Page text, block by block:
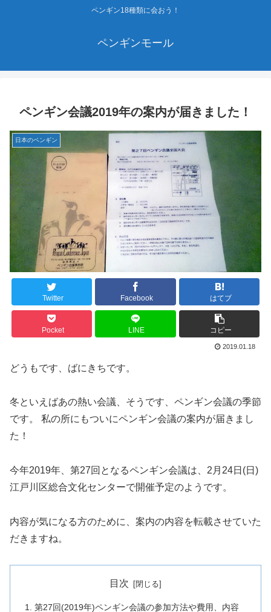
ペンギン18種類に会おう！
ペンギンモール
ペンギン会議2019年の案内が届きました！
日本のペンギン
Twitter Facebook はてブ
Pocket LINE コピー
2019.01.18
どうもです、ばにきちです。
冬といえばあの熱い会議、そうです、ペンギン会議の季節
です。 私の所にもついにペンギン会議の案内が届きまし
た！
今年2019年、第27回となるペンギン会議は、2月24日(日)
江戸川区総合文化センターで開催予定のようです。
内容が気になる方のために、案内の内容を転載させていた
だきますね。
目次
第27回(2019年)ペンギン会議の参加方法や費用、内容